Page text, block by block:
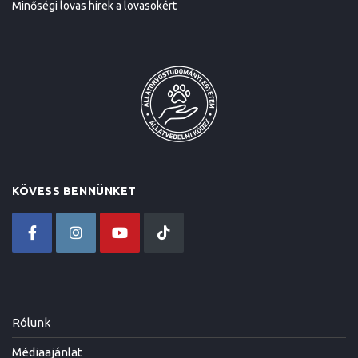
Minőségi lovas hírek a lovasokért
KÖVESS BENNÜNKET
Rólunk
Médiaajánlat